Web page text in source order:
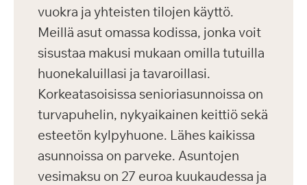
vuokra ja yhteisten tilojen käyttö.
Meillä asut omassa kodissa, jonka voit
sisustaa makusi mukaan omilla tutuilla
huonekaluillasi ja tavaroillasi.
Korkeatasoisissa senioriasunnoissa on
turvapuhelin, nykyaikainen keittiö sekä
esteetön kylpyhuone. Lähes kaikissa
asunnoissa on parveke. Asuntojen
vesimaksu on 27 euroa kuukaudessa ja